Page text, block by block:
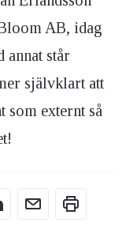
AB, idag
annat står
självklart att
som externt så